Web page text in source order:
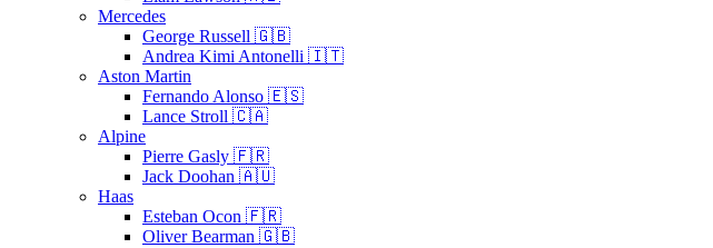
Mercedes
George Russell 🇬🇧
Andrea Kimi Antonelli 🇮🇹
Aston Martin
Fernando Alonso 🇪🇸
Lance Stroll 🇨🇦
Alpine
Pierre Gasly 🇫🇷
Jack Doohan 🇦🇺
Haas
Esteban Ocon 🇫🇷
Oliver Bearman 🇬🇧